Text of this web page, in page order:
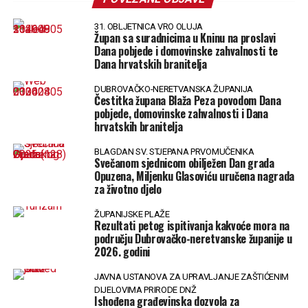
31. OBLJETNICA VRO OLUJA
Župan sa suradnicima u Kninu na proslavi
Dana pobjede i domovinske zahvalnosti te
Dana hrvatskih branitelja
DUBROVAČKO-NERETVANSKA ŽUPANIJA
Čestitka župana Blaža Peza povodom Dana
pobjede, domovinske zahvalnosti i Dana
hrvatskih branitelja
BLAGDAN SV. STJEPANA PRVOMUČENIKA
Svečanom sjednicom obilježen Dan grada
Opuzena, Miljenku Glasoviću uručena nagrada
za životno djelo
ŽUPANIJSKE PLAŽE
Rezultati petog ispitivanja kakvoće mora na
području Dubrovačko-neretvanske županije u
2026. godini
JAVNA USTANOVA ZA UPRAVLJANJE ZAŠTIĆENIM
DIJELOVIMA PRIRODE DNŽ
Ishođena građevinska dozvola za